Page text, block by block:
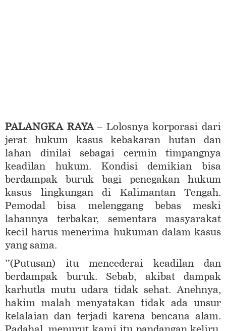
PALANGKA RAYA– Lolosnya korporasi dari
jerat hukum kasus kebakaran hutan dan
lahan dinilai sebagai cermin timpangnya
keadilan hukum. Kondisi demikian bisa
berdampak buruk bagi penegakan hukum
kasus lingkungan di Kalimantan Tengah.
Pemodal bisa melenggang bebas meski
lahannya terbakar, sementara masyarakat
kecil harus menerima hukuman dalam kasus
yang sama.
”(Putusan) itu mencederai keadilan dan
berdampak buruk. Sebab, akibat dampak
karhutla mutu udara tidak sehat. Anehnya,
hakim malah menyatakan tidak ada unsur
kelalaian dan terjadi karena bencana alam.